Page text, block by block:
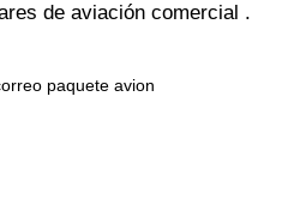
de aviación comercial .
paquete avion